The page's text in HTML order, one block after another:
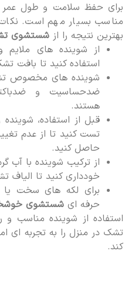
برای حفظ سلامت و طول عمر
مناسب بسیار مهم است.
بهترین نتیجه را از شستشوی
از شوینده های
استفاده کنید تا بافت
شوینده های مخصوص
ضدحساسیت و
هستند.
قبل از استفاده،
تست کنید تا از عدم
حاصل کنید.
از ترکیب شوینده با آب
خودداری کنید تا الیاف
برای لکه های سخت یا
حرفه ای شستشوی
استفاده از شوینده مناسب
تشک در منزل را به تجربه ای
کند.